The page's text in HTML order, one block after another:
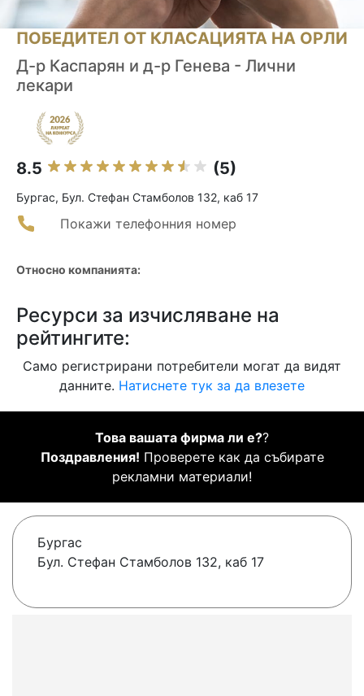
ПОБЕДИТЕЛ ОТ КЛАСАЦИЯТА НА ОРЛИ
Д-р Каспарян и д-р Генева - Лични
лекари
8.5 (5)
Бургас, Бул. Стефан Стамболов 132, каб 17
Покажи телефонния номер
Относно компанията:
Ресурси за изчисляване на
рейтингите:
Само регистрирани потребители могат да видят
данните. Натиснете тук за да влезете
Това вашата фирма ли е??
Поздравления! Проверете как да събирате
рекламни материали!
Бургас
Бул. Стефан Стамболов 132, каб 17